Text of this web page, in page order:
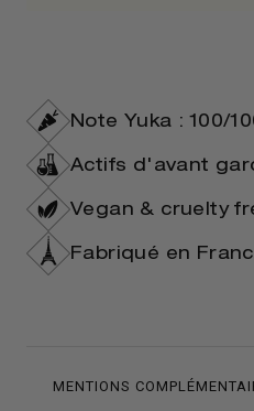
Note Yuka : 100/
Actifs d'avant
Vegan & cruelty
Fabriqué en
MENTIONS